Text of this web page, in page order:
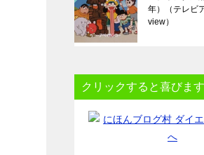
年）（テレビ
view）
クリックすると喜びま